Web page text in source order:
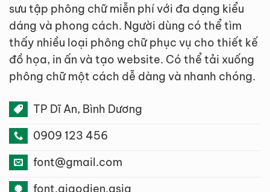
sưu tập phông chữ miễn phí với đa dạng kiểu
dáng và phong cách. Người dùng có thể tìm
thấy nhiều loại phông chữ phục vụ cho thiết kế
đồ họa, in ấn và tạo website. Có thể tải xuống
phông chữ một cách dễ dàng và nhanh chóng.
TP Dĩ An, Bình Dương
0909 123 456
font@gmail.com
font.giaodien.asia